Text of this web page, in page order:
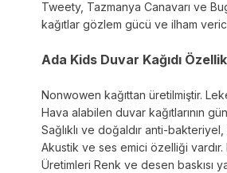
Tweety, Tazmanya Canavarı ve
kağıtlar gözlem gücü ve ilham
Ada Kids Duvar Kağıdı
Nonwowen kağıttan üretilmiştir.
Hava alabilen duvar kağıtlarının
Sağlıklı ve doğaldır anti-
Akustik ve ses emici özelliği
Üretimleri Renk ve desen baskısı